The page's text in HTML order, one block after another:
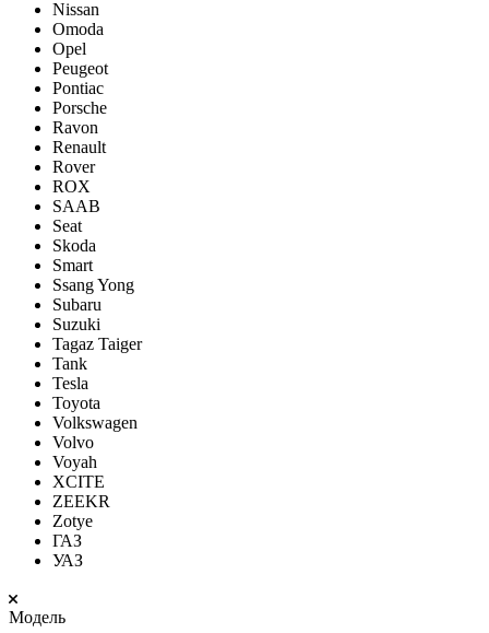
Nissan
Omoda
Opel
Peugeot
Pontiac
Porsсhe
Ravon
Renault
Rover
ROX
SAAB
Seat
Skoda
Smart
Ssang Yong
Subaru
Suzuki
Tagaz Taiger
Tank
Tesla
Toyota
Volkswagen
Volvo
Voyah
XCITE
ZEEKR
Zotye
ГАЗ
УАЗ
Модель